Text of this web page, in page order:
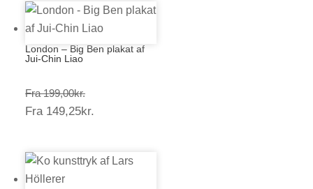
London – Big Ben plakat af
Jui-Chin Liao
Fra 199,00kr.Prisinterval:
199,00kr.
Fra 149,25kr.